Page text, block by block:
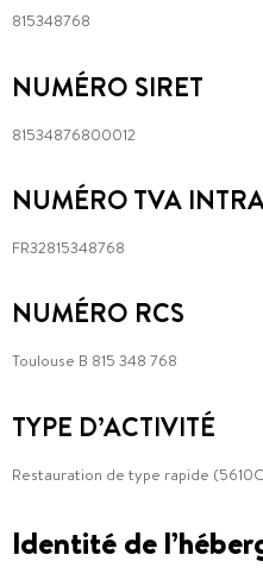
815348768
NUMÉRO SIRET
81534876800012
NUMÉRO TVA
FR32815348768
NUMÉRO RCS
Toulouse B 815 348 768
TYPE D’ACTIVITÉ
Restauration de type rapide
Identité de